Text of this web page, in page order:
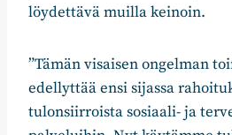
löydettävä muilla keinoin.
”Tämän visaisen ongelman
edellyttää ensi sijassa
tulonsiirroista sosiaali- ja